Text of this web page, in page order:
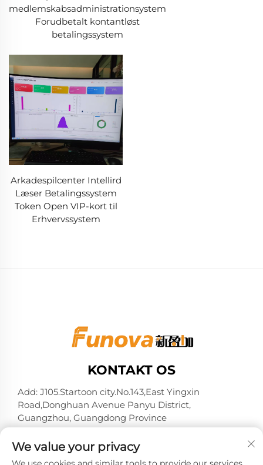
medlemskabsadministrationsystem
Forudbetalt kontantløst
betalingssystem
Arkadespilcenter Intellird
Læser Betalingssystem
Token Open VIP-kort til
Erhvervssystem
KONTAKT OS
Add: J105.Startoon city.No.143,East Yingxin
Road,Donghuan Avenue Panyu District,
Guangzhou, Guangdong Province
E-mail:[email protected]
We value your privacy